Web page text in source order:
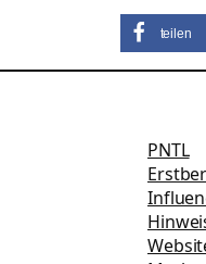
teilen
PNTL